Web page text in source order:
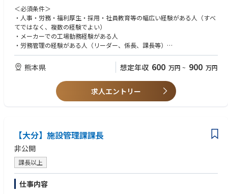
＜必須条件＞
・人事・労務・福利厚生・採用・社員教育等の幅広い経験がある人（すべ
てではなく、複数の経験でよい）
・メーカーでの工場勤務経験がある人
・労務管理の経験がある人（リーダー、係長、課長等）
・社内他部署とのコミュニケーションが発生するため、マルチタスクで円
滑なコミュニケーションが図れる方
英語力のある方
熊本県 想定年収 600 万円 ~ 900 万円
求人エントリー
【大分】施設管理課課長
非公開
課長以上
仕事内容